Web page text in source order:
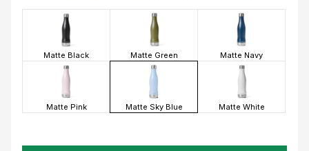
Matte Black Matte Green Matte Navy
Matte Pink Matte Sky Blue Matte White